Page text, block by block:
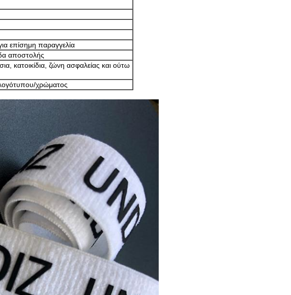
επίσημη παραγγελία
αποστολής
κατοικίδια, ζώνη ασφαλείας και ούτω
χρώματος